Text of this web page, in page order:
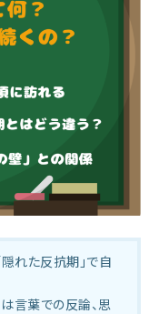
れた反抗期」で自
言葉での反論、思